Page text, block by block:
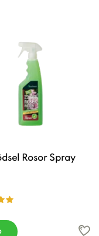
Rosor Spray